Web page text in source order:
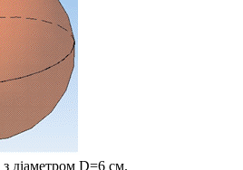
діаметром D=6 см.